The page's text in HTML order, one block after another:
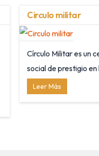
Circulo militar
Círculo Militar es un
social de prestigio en
Leer Más